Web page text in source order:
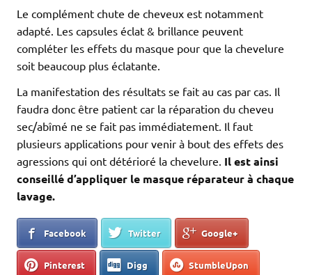
Le complément chute de cheveux est notamment
adapté. Les capsules éclat & brillance peuvent
compléter les effets du masque pour que la chevelure
soit beaucoup plus éclatante.
La manifestation des résultats se fait au cas par cas. Il
faudra donc être patient car la réparation du cheveu
sec/abîmé ne se fait pas immédiatement. Il faut
plusieurs applications pour venir à bout des effets des
agressions qui ont détérioré la chevelure. Il est ainsi
conseillé d’appliquer le masque réparateur à chaque
lavage.
Facebook Twitter Google+
Pinterest Digg StumbleUpon